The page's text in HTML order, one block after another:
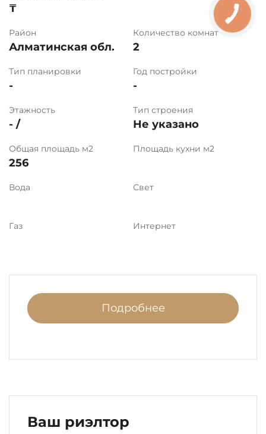
₸
Район
Алматинская обл.
Количество комнат
2
Тип планировки
-
Год постройки
-
Этажность
- /
Тип строения
Не указано
Общая площадь м2
256
Площадь кухни м2
Вода Свет
Газ Интернет
Подробнее
Ваш риэлтор